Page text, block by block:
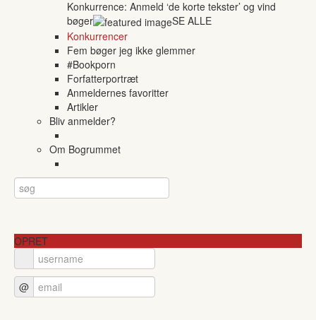
Konkurrence: Anmeld ‘de korte tekster’ og vind
bøger
SE ALLE
Konkurrencer
Fem bøger jeg ikke glemmer
#Bookporn
Forfatterportræt
Anmeldernes favoritter
Artikler
Bliv anmelder?
Om Bogrummet
OPRET
@